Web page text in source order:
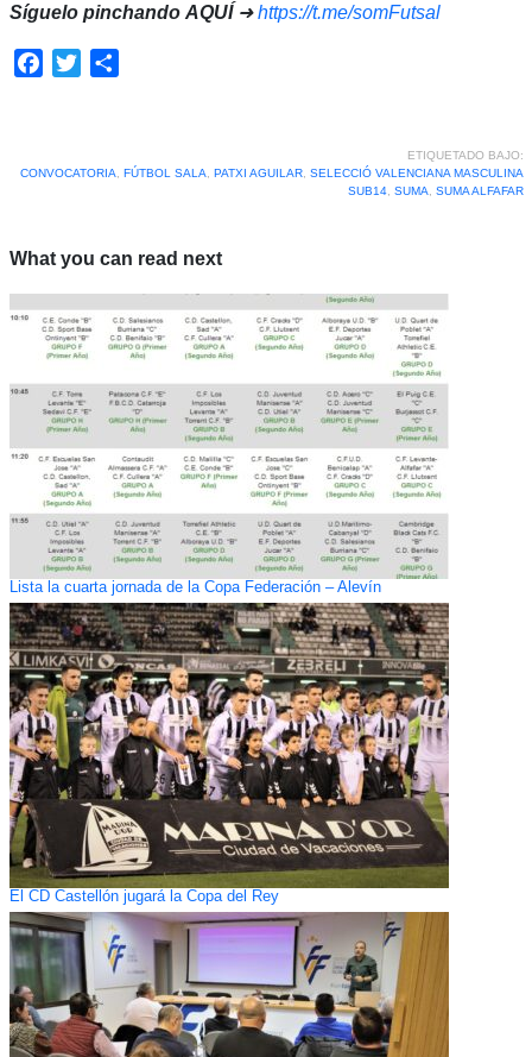
Síguelo pinchando AQUÍ➜https://t.me/somFutsal
Facebook
Twitter
ETIQUETADO BAJO:
CONVOCATORIA
FÚTBOL SALA PATXI AGUILAR, SELECCIÓ VALENCIANA MASCULINA
SUB14, SUMA SUMA ALFAFAR
What you can read next
Lista la cuarta jornada de la Copa Federación – Alevín
El CD Castellón jugará la Copa del Rey